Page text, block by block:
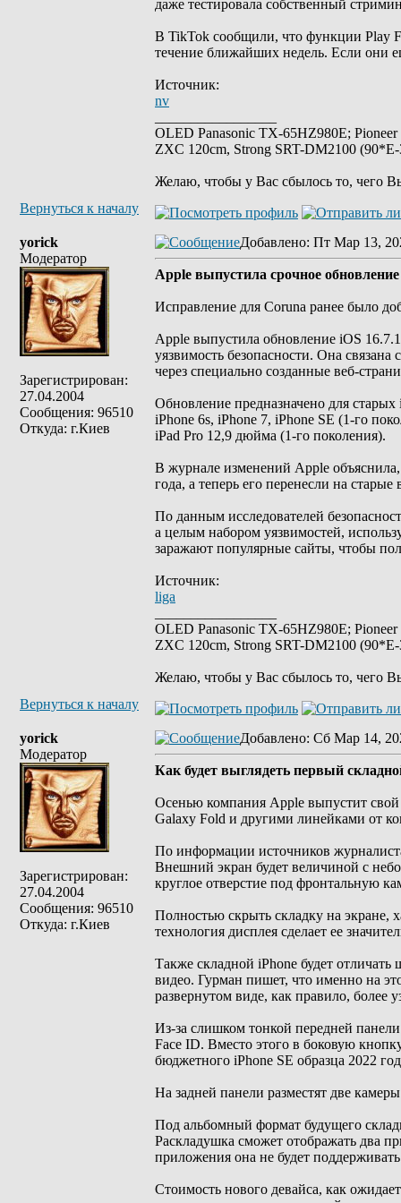
даже тестировала собственный
В TikTok сообщили, что функции Play
течение ближайших недель. Если они
Источник:
nv
OLED Panasonic TX-65HZ980E;
ZXC 120cm, Strong SRT-DM2100
Желаю, чтобы у Вас сбылось то, чего
Вернуться к началу
yorick
Модератор
Зарегистрирован:
27.04.2004
Сообщения: 96510
Откуда: г.Киев
Добавлено: Пт Мар 13,
Apple выпустила срочное
Исправление для Coruna ранее было
Apple выпустила обновление iOS
уязвимость безопасности. Она
через специально созданные веб-
Обновление предназначено для
iPhone 6s, iPhone 7, iPhone SE (1-го
iPad Pro 12,9 дюйма (1-го поколения).
В журнале изменений Apple
года, а теперь его перенесли на
По данным исследователей
а целым набором уязвимостей,
заражают популярные сайты, чтобы
Источник:
liga
OLED Panasonic TX-65HZ980E;
ZXC 120cm, Strong SRT-DM2100
Желаю, чтобы у Вас сбылось то, чего
Вернуться к началу
yorick
Модератор
Зарегистрирован:
27.04.2004
Сообщения: 96510
Откуда: г.Киев
Добавлено: Сб Мар 14,
Как будет выглядеть первый
Осенью компания Apple выпустит
Galaxy Fold и другими линейками от
По информации источников
Внешний экран будет величиной с
круглое отверстие под фронтальную
Полностью скрыть складку на экране,
технология дисплея сделает ее
Также складной iPhone будет отличать
видео. Гурман пишет, что именно на
развернутом виде, как правило, более
Из-за слишком тонкой передней
Face ID. Вместо этого в боковую
бюджетного iPhone SE образца 2022
На задней панели разместят две
Под альбомный формат будущего
Раскладушка сможет отображать два
приложения она не будет
Стоимость нового девайса, как